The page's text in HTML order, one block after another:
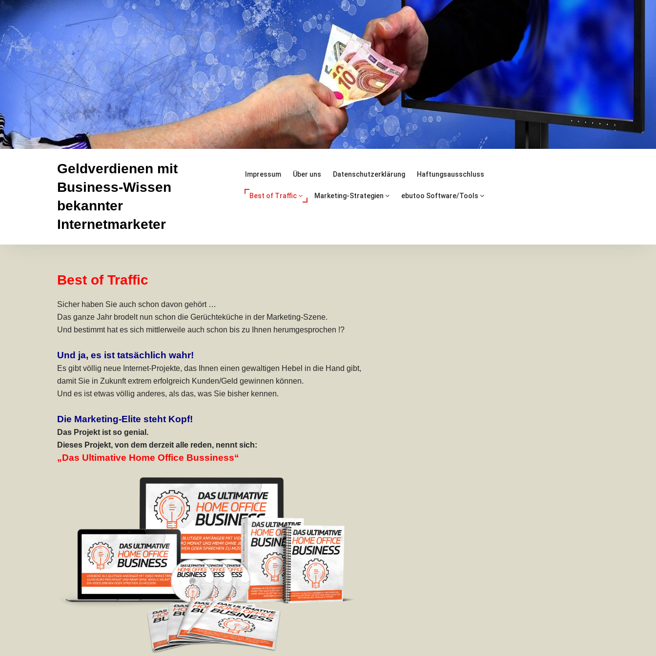
Zum
Inhalt
springen
Geldverdienen mit
Business-Wissen
bekannter
Internetmarketer
Impressum Über uns Datenschutzerklärung Haftungsausschluss
Best of Traffic Marketing-Strategien ebutoo Software/Tools
Best of Traffic
Sicher haben Sie auch schon davon gehört …
Das ganze Jahr brodelt nun schon die Gerüchteküche in der Marketing-Szene.
Und bestimmt hat es sich mittlerweile auch schon bis zu Ihnen herumgesprochen !?
Und ja, es ist tatsächlich wahr!
Es gibt völlig neue Internet-Projekte, das Ihnen einen gewaltigen Hebel in die Hand gibt,
damit Sie in Zukunft extrem erfolgreich Kunden/Geld gewinnen können.
Und es ist etwas völlig anderes, als das, was Sie bisher kennen.
Die Marketing-Elite steht Kopf!
Das Projekt ist so genial.
Dieses Projekt, von dem derzeit alle reden, nennt sich:
„Das Ultimative Home Office Bussiness“